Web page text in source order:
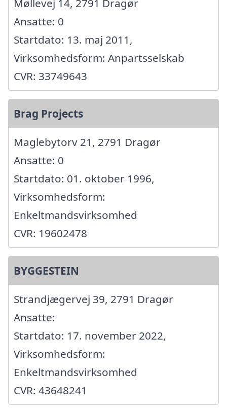
Møllevej 14, 2791 Dragør
Ansatte: 0
Startdato: 13. maj 2011,
Virksomhedsform: Anpartsselskab
CVR: 33749643
Brag Projects
Maglebytorv 21, 2791 Dragør
Ansatte: 0
Startdato: 01. oktober 1996,
Virksomhedsform:
Enkeltmandsvirksomhed
CVR: 19602478
BYGGESTEIN
Strandjægervej 39, 2791 Dragør
Ansatte:
Startdato: 17. november 2022,
Virksomhedsform:
Enkeltmandsvirksomhed
CVR: 43648241